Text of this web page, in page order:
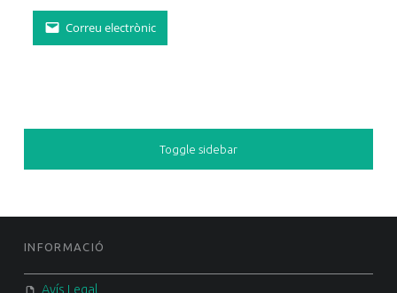
Correu electrònic
SIDEBAR
Toggle sidebar
FOOTER SIDEBAR
INFORMACIÓ
Avís Legal